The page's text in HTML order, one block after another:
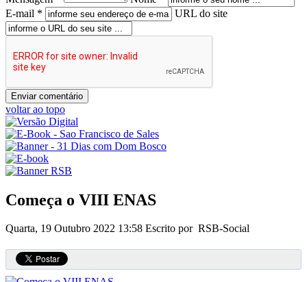
E-mail *
URL do site
voltar ao topo
Começa o VIII ENAS
Quarta, 19 Outubro 2022 13:58 Escrito por RSB-Social